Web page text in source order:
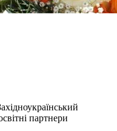
партнери